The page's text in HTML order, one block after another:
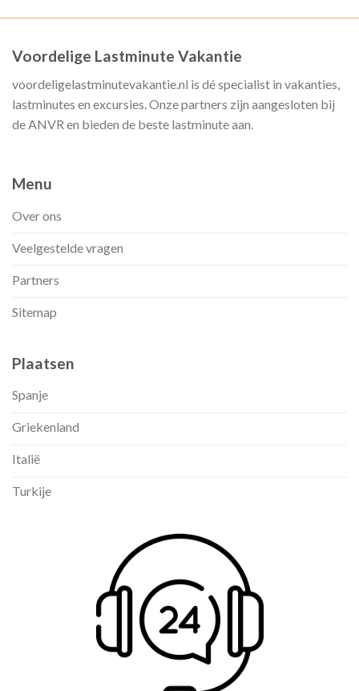
Voordelige Lastminute Vakantie
voordeligelastminutevakantie.nl is dé specialist in vakanties,
lastminutes en excursies. Onze partners zijn aangesloten bij
de ANVR en bieden de beste lastminute aan.
Menu
Over ons
Veelgestelde vragen
Partners
Sitemap
Plaatsen
Spanje
Griekenland
Italië
Turkije